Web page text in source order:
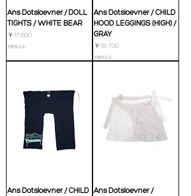
Ans Dotsloevner / DOLL
TIGHTS / WHITE BEAR
価格
￥17,600
消費税込み
Ans Dotsloevner / CHILD
HOOD LEGGINGS (HIGH) /
GRAY
価格
￥18,700
消費税込み
Ans Dotsloevner / CHILD Ans Dotsloevner /